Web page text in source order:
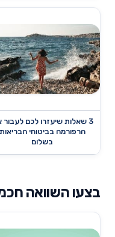
3 שאלות שיעזרו לכם
הרפורמה בביטוחי הבריאות
בשלום
בצעו השוואה